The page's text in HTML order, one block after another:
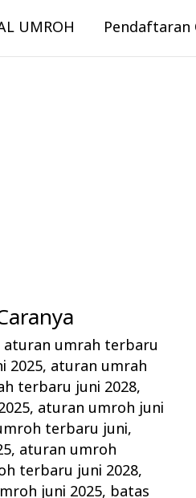
UMROH Pendaftaran
aturan umrah terbaru
2025, aturan umrah
terbaru juni 2028,
, aturan umroh juni
terbaru juni,
, aturan umroh
terbaru juni 2028,
juni 2025, batas